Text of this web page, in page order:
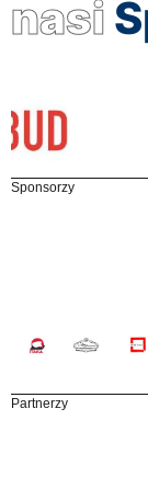
nasi
Sponsorzy
Partnerzy